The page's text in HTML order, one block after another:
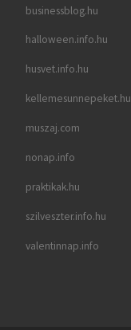
businessblog.hu
halloween.info.hu
husvet.info.hu
kellemesunnepeket.hu
muszaj.com
nonap.info
praktikak.hu
szilveszter.info.hu
valentinnap.info